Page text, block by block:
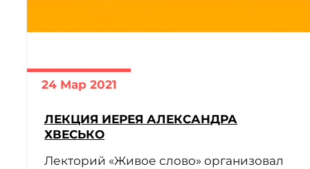
24 Мар 2021
ЛЕКЦИЯ ИЕРЕЯ АЛЕКСАНДРА
ХВЕСЬКО
Лекторий «Живое слово» организовал